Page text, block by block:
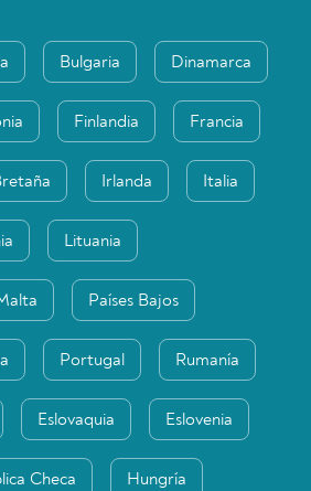
Bulgaria Dinamarca
Finlandia Francia
Irlanda Italia
Lituania
Países Bajos
Portugal Rumanía
Eslovaquia Eslovenia
Checa Hungría